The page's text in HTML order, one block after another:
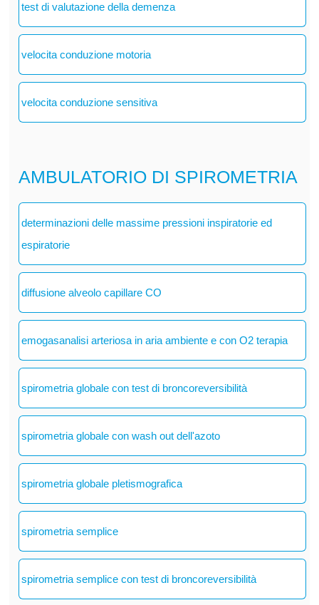
test di valutazione della demenza
velocita conduzione motoria
velocita conduzione sensitiva
AMBULATORIO DI SPIROMETRIA
determinazioni delle massime pressioni inspiratorie ed
espiratorie
diffusione alveolo capillare CO
emogasanalisi arteriosa in aria ambiente e con O2 terapia
spirometria globale con test di broncoreversibilità
spirometria globale con wash out dell'azoto
spirometria globale pletismografica
spirometria semplice
spirometria semplice con test di broncoreversibilità